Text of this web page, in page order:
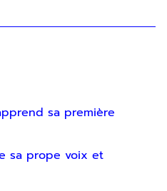
sa première
sa prope voix et